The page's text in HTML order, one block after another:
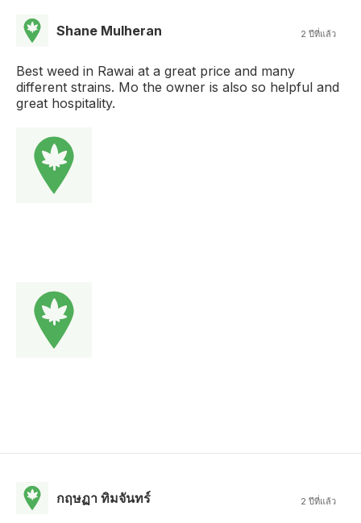
Shane Mulheran 2 ปีที่แล้ว
Best weed in Rawai at a great price and many
different strains. Mo the owner is also so helpful and
great hospitality.
กฤษฏา ทิมจันทร์ 2 ปีที่แล้ว